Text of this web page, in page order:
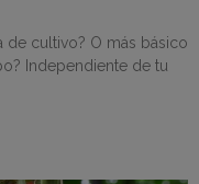
de cultivo? O más básico
Independiente de tu